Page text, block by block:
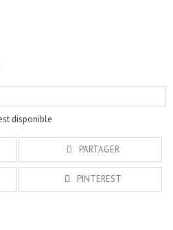
disponible
PARTAGER
PINTEREST